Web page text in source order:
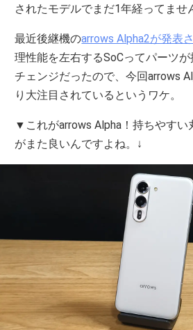
されたモデルでまだ1年経ってませ
最近後継機のarrows Alpha2が発表
理性能を左右するSoCってパーツ
チェンジだったので、今回arrows
り大注目されているというワケ。
▼これがarrows Alpha！持ちやすい
がまた良いんですよね。↓